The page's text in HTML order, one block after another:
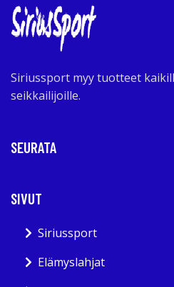
Siriussport myy tuotteet
seikkailijoille.
SEURATA
SIVUT
Siriussport
Elämyslahjat